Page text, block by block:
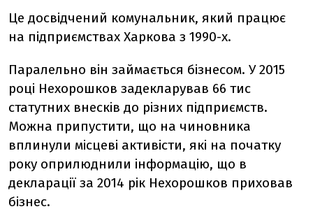
Це досвідчений комунальник, який працює
на підприємствах Харкова з 1990-х.
Паралельно він займається бізнесом. У 2015
році Нехорошков задекларував 66 тис
статутних внесків до різних підприємств.
Можна припустити, що на чиновника
вплинули місцеві активісти, які на початку
року оприлюднили інформацію, що в
декларації за 2014 рік Нехорошков приховав
бізнес.